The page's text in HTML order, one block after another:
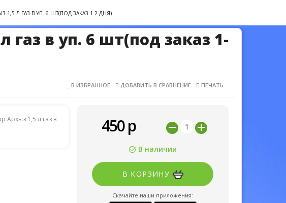
1,5 Л ГАЗ В УП. 6 ШТ(ПОД ЗАКАЗ 1-2 ДНЯ)
газ в уп. 6 шт(под заказ 1-
В ИЗБРАННОЕ ДОБАВИТЬ В СРАВНЕНИЕ ПЕЧАТЬ
Архыз 1,5 л газ в
450р
В наличии
В КОРЗИНУ
Скачайте наши приложения: